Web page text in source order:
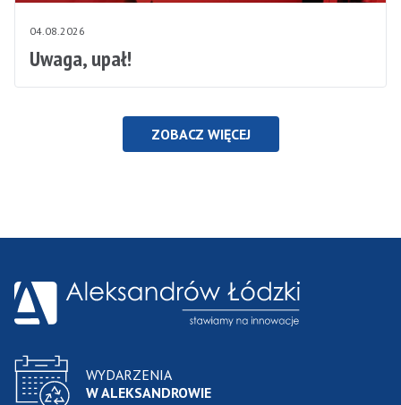
04.08.2026
Uwaga, upał!
ZOBACZ WIĘCEJ
WYDARZENIA
W ALEKSANDROWIE